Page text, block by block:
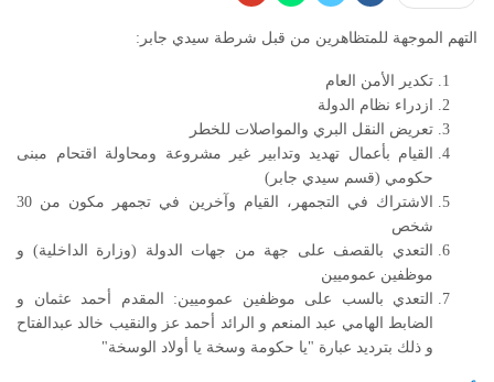
التهم الموجهة للمتظاهرين من قبل شرطة سيدي جابر:
تكدير الأمن العام
ازدراء نظام الدولة
تعريض النقل البري والمواصلات للخطر
القيام بأعمال تهديد وتدابير غير مشروعة ومحاولة اقتحام مبنى
حكومي (قسم سيدي جابر)
الاشتراك في التجمهر، القيام وآخرين في تجمهر مكون من 30
شخص
التعدي بالقصف على جهة من جهات الدولة (وزارة الداخلية) و
موظفين عموميين
التعدي بالسب على موظفين عموميين: المقدم أحمد عثمان و
الضابط الهامي عبد المنعم و الرائد أحمد عز والنقيب خالد عبدالفتاح
و ذلك بترديد عبارة "يا حكومة وسخة يا أولاد الوسخة"